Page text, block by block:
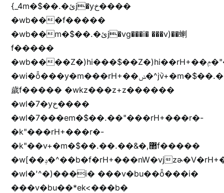
{_4m�$��.�ئj�yخ����
�wb���f�����
�wb��m�$��.�ئj�vg���i� ���v)��蝲
f�����
�wb����Z�)hi���$��Z�)hi��rH+��ݦ�"�*'��b�f�rH+��ݦ�"�*'�f�����
�wi�ȭ���y�m���rH+��ݭ�^jٞv+�m�$��.��ޥ
歲f����� �wkz���z+z������
�wl�7�yخ����
�wl�7���em�$��.��"���rH+���r�-
�k"���rH+���r�-
�k"��v+�m�$��.��.��&�,޲f�����
�w[��ݚ�^��b�f�rH+���nW�vjzɚ�V�rH+���nW�vjzz'y���
�wl�'^�)���i� ���v�bu��ȭ���i�
���v�bu��*ek<���b�